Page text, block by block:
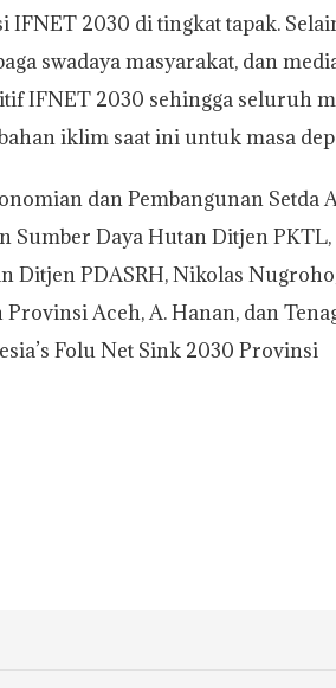
2030 di tingkat tapak.
swadaya masyarakat, dan
IFNET 2030 sehingga seluruh
iklim saat ini untuk masa
dan Pembangunan Setda
Daya Hutan Ditjen
Ditjen PDASRH, Nikolas
Aceh, A. Hanan, dan
Folu Net Sink 2030 Provinsi